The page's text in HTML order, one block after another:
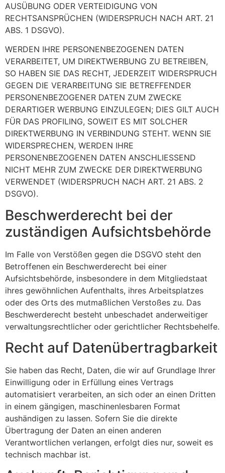
AUSÜBUNG ODER VERTEIDIGUNG VON
RECHTSANSPRÜCHEN (WIDERSPRUCH NACH ART. 21
ABS. 1 DSGVO).
WERDEN IHRE PERSONENBEZOGENEN DATEN
VERARBEITET, UM DIREKTWERBUNG ZU BETREIBEN,
SO HABEN SIE DAS RECHT, JEDERZEIT WIDERSPRUCH
GEGEN DIE VERARBEITUNG SIE BETREFFENDER
PERSONENBEZOGENER DATEN ZUM ZWECKE
DERARTIGER WERBUNG EINZULEGEN; DIES GILT AUCH
FÜR DAS PROFILING, SOWEIT ES MIT SOLCHER
DIREKTWERBUNG IN VERBINDUNG STEHT. WENN SIE
WIDERSPRECHEN, WERDEN IHRE
PERSONENBEZOGENEN DATEN ANSCHLIESSEND
NICHT MEHR ZUM ZWECKE DER DIREKTWERBUNG
VERWENDET (WIDERSPRUCH NACH ART. 21 ABS. 2
DSGVO).
Beschwerde­recht bei der
zuständigen Aufsichts­behörde
Im Falle von Verstößen gegen die DSGVO steht den
Betroffenen ein Beschwerderecht bei einer
Aufsichtsbehörde, insbesondere in dem Mitgliedstaat
ihres gewöhnlichen Aufenthalts, ihres Arbeitsplatzes
oder des Orts des mutmaßlichen Verstoßes zu. Das
Beschwerderecht besteht unbeschadet anderweitiger
verwaltungsrechtlicher oder gerichtlicher Rechtsbehelfe.
Recht auf Daten­übertrag­barkeit
Sie haben das Recht, Daten, die wir auf Grundlage Ihrer
Einwilligung oder in Erfüllung eines Vertrags
automatisiert verarbeiten, an sich oder an einen Dritten
in einem gängigen, maschinenlesbaren Format
aushändigen zu lassen. Sofern Sie die direkte
Übertragung der Daten an einen anderen
Verantwortlichen verlangen, erfolgt dies nur, soweit es
technisch machbar ist.